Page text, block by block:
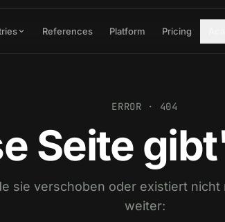
References Platform Pricing
ERROR · 404
Seite
sie verschoben oder existiert nicht
weiter: